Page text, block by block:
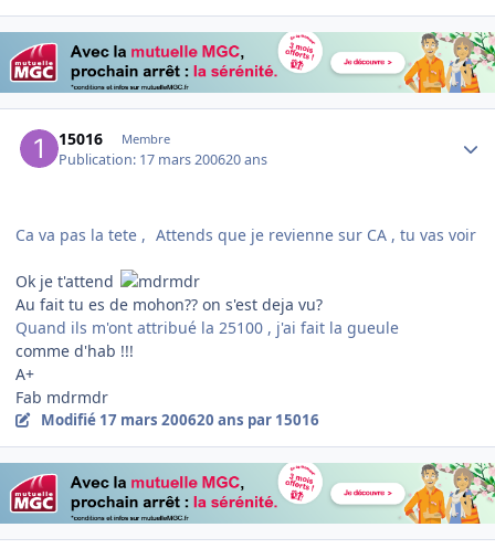
15016 Membre
Publication: 17 mars 200620 ans
Ca va pas la tete , Attends que je revienne sur CA , tu vas voir
Ok je t'attend
Au fait tu es de mohon?? on s'est deja vu?
Quand ils m'ont attribué la 25100 , j'ai fait la gueule
comme d'hab !!!
A+
Fab mdrmdr
Modifié 17 mars 200620 ans par 15016